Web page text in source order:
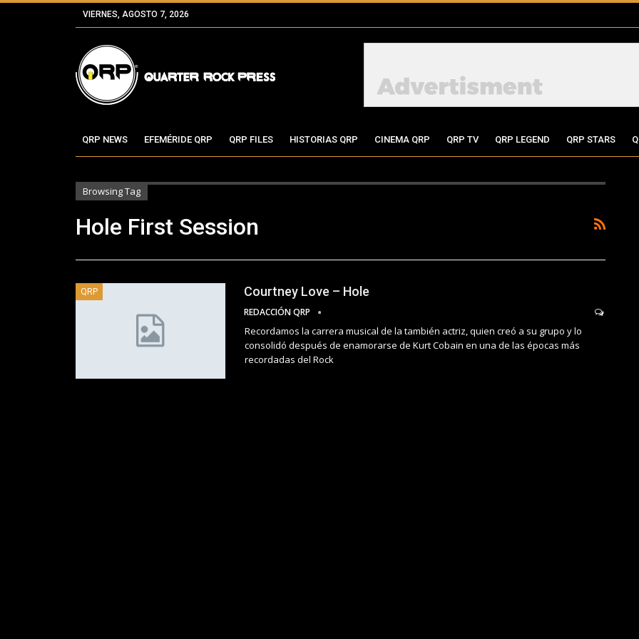
VIERNES, AGOSTO 7, 2026
QRP NEWS EFEMÉRIDE QRP QRP FILES HISTORIAS QRP CINEMA QRP QRP TV QRP LEGEND QRP STARS
Browsing Tag
Hole First Session
QRP Courtney Love – Hole
REDACCIÓN QRP
Recordamos la carrera musical de la también actriz, quien creó a su grupo y lo
consolidó después de enamorarse de Kurt Cobain en una de las épocas más
recordadas del Rock